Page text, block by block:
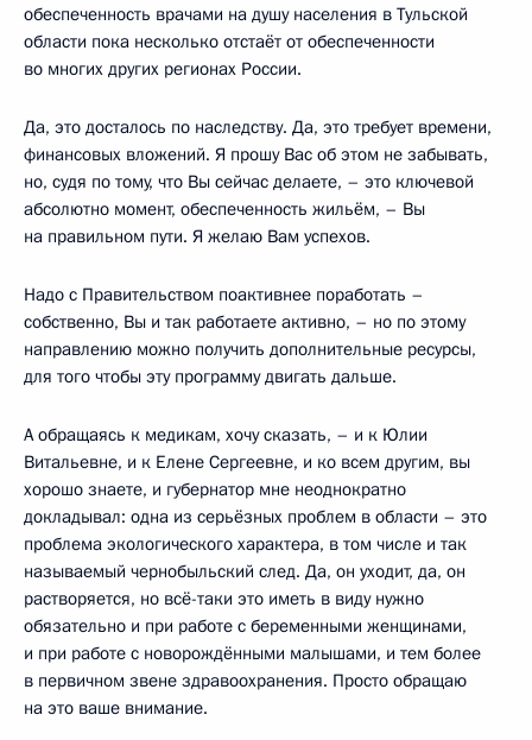
обеспеченность врачами на душу населения в Тульской
области пока несколько отстаёт от обеспеченности
во многих других регионах России.
Да, это досталось по наследству. Да, это требует времени,
финансовых вложений. Я прошу Вас об этом не забывать,
но, судя по тому, что Вы сейчас делаете, – это ключевой
абсолютно момент, обеспеченность жильём, – Вы
на правильном пути. Я желаю Вам успехов.
Надо с Правительством поактивнее поработать –
собственно, Вы и так работаете активно, – но по этому
направлению можно получить дополнительные ресурсы,
для того чтобы эту программу двигать дальше.
А обращаясь к медикам, хочу сказать, – и к Юлии
Витальевне, и к Елене Сергеевне, и ко всем другим, вы
хорошо знаете, и губернатор мне неоднократно
докладывал: одна из серьёзных проблем в области – это
проблема экологического характера, в том числе и так
называемый чернобыльский след. Да, он уходит, да, он
растворяется, но всё-таки это иметь в виду нужно
обязательно и при работе с беременными женщинами,
и при работе с новорождёнными малышами, и тем более
в первичном звене здравоохранения. Просто обращаю
на это ваше внимание.